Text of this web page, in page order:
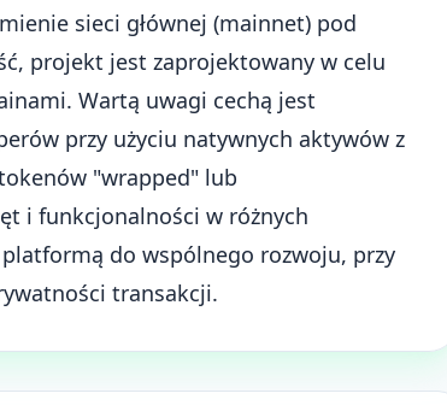
sieci głównej (mainnet) pod
projekt jest zaprojektowany w celu
Wartą uwagi cechą jest
przy użyciu natywnych aktywów z
"wrapped" lub
i funkcjonalności w różnych
do wspólnego rozwoju, przy
transakcji.